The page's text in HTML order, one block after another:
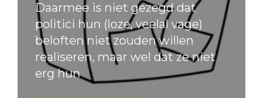
Daarmee is niet gezegd dat
politici hun (loze, veelal vage)
beloften niet zouden willen
realiseren, maar wel dat ze niet
erg hun